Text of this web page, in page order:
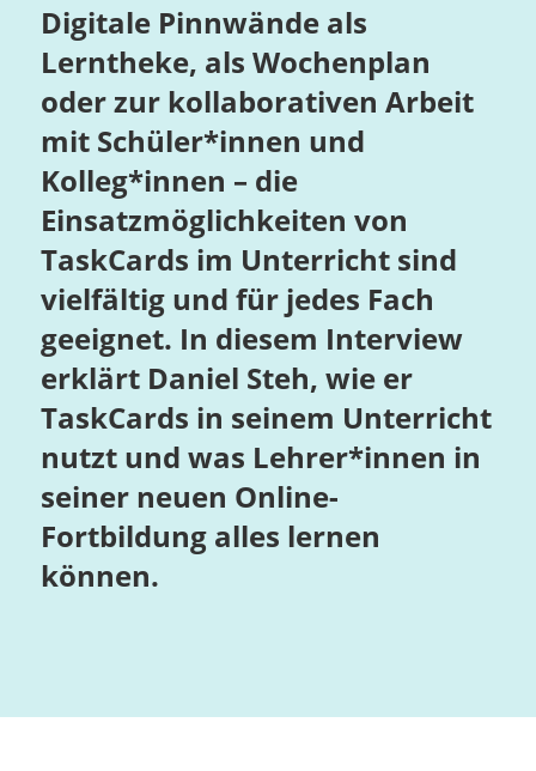
Digitale Pinnwände als
Lerntheke, als Wochenplan
oder zur kollaborativen Arbeit
mit Schüler*innen und
Kolleg*innen – die
Einsatzmöglichkeiten von
TaskCards im Unterricht sind
vielfältig und für jedes Fach
geeignet. In diesem Interview
erklärt Daniel Steh, wie er
TaskCards in seinem Unterricht
nutzt und was Lehrer*innen in
seiner neuen Online-
Fortbildung alles lernen
können.